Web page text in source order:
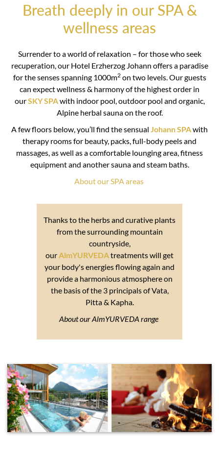
Breath deeply in our SPA &
wellness areas
Surrender to a world of relaxation – for those who seek
recuperation, our Hotel Erzherzog Johann offers a paradise
for the senses spanning 1000m2on two levels. Our guests
can expect wellness & harmony of the highest order in
ourSKY SPAwith indoor pool, outdoor pool and organic,
Alpine herbal sauna on the roof.
A few floors below, you’ll find the sensual Johann SPAwith
therapy rooms for beauty, packs, full-body peels and
massages, as well as a comfortable lounging area, fitness
equipment and another sauna and steam baths.
About our SPA areas
Thanks to the herbs and curative plants
from the surrounding mountain
countryside,
our AlmYURVEDAtreatments will get
your body's energies flowing again and
provide a harmonious atmosphere on
the basis of the 3 principals of Vata,
Pitta & Kapha.
About our AlmYURVEDA range